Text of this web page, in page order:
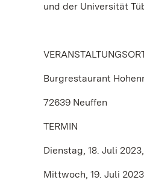
und der Universität
Burgrestaurant
72639 Neuffen
TERMIN
Dienstag, 18. Juli
Mittwoch, 19. Juli